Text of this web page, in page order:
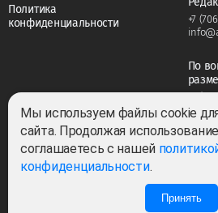
Политика
конфиденциальности
+7
По
Мы используем файлы cookie
сайта. Продолжая
соглашаетесь с нашей
конфиденциальности.
Принять